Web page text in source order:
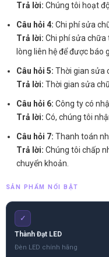
Trả lời: Chúng tôi hoạt
Câu hỏi 4: Chi phí sửa
Trả lời: Chi phí sửa
lòng liên hệ để được báo
Câu hỏi 5: Thời gian sửa
Trả lời: Thời gian sửa
Câu hỏi 6: Công ty có
Trả lời: Có, chúng tôi
Câu hỏi 7: Thanh toán
Trả lời: Chúng tôi chấp
chuyển khoản.
SẢN PHẨM NỔI BẬT
✓
Thành Đạt LED
Đèn LED chính hãng